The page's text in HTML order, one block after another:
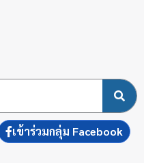
เข้าร่วมกลุ่ม Facebook